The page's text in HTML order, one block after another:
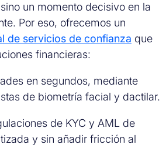
un momento decisivo en la
Por eso, ofrecemos un
de servicios de confianza que
financieras:
en segundos, mediante
de biometría facial y dactilar.
de KYC y AML de
y sin añadir fricción al